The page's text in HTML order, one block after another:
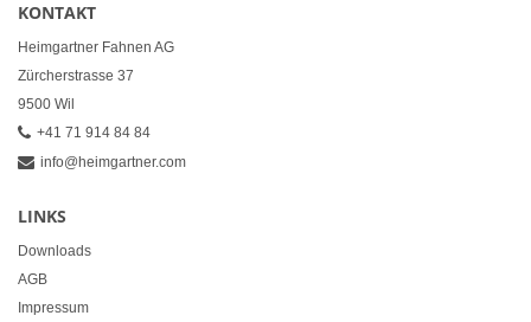
KONTAKT
Heimgartner Fahnen AG
Zürcherstrasse 37
9500 Wil
+41 71 914 84 84
info@heimgartner.com
LINKS
Downloads
AGB
Impressum